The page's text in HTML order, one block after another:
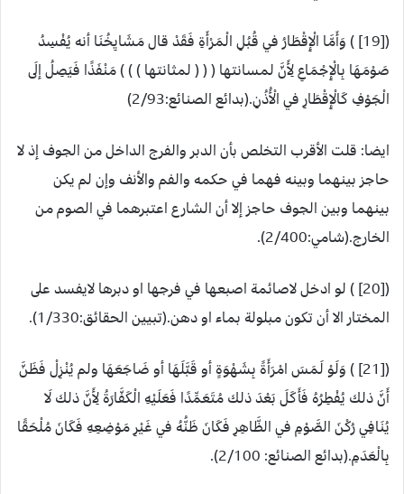
([19] ) وَأَمَّا الْإِقْطَارُ في قُبُلِ الْمَرْأَةِ فَقَدْ قال مَشَايِخُنَا أنه يُفْسِدُ
صَوْمَهَا بِالْإِجْمَاعِ لِأَنَّ لمسانتها ( ( ( لمثانتها ) ) ) مَنْفَذًا فَيَصِلُ إلَى
الْجَوْفِ كَالْإِقْطَارِ في الْأُذُنِ.(بدائع الصنائع:2/93)
ايضا: قلت الأقرب التخلص بأن الدبر والفرج الداخل من الجوف إذ لا
حاجز بينهما وبينه فهما في حكمه والفم والأنف وإن لم يكن
بينهما وبين الجوف حاجز إلا أن الشارع اعتبرهما في الصوم من
الخارج.(شامي:2/400).
([20] ) لو ادخل لاصائمة اصبعها في فرجها او دبرها لايفسد على
المختار الا أن تكون مبلولة بماء او دهن.(تبيين الحقائق:1/330).
([21] ) وَلَوْ لَمَسَ امْرَأَةً بِشَهْوَةٍ أو قَبَّلَهَا أو ضَاجَعَهَا ولم يُنْزِلْ فَظَنَّ
أَنَّ ذلك يُفْطِرُهُ فَأَكَلَ بَعْدَ ذلك مُتَعَمِّدًا فَعَلَيْهِ الْكَفَّارَةُ لِأَنَّ ذلك لَا
يُنَافِي رُكْنَ الصَّوْمِ في الظَّاهِرِ فَكَانَ ظَنُّهُ في غَيْرِ مَوْضِعِهِ فَكَانَ مُلْحَقًا
بِالْعَدَمِ.(بدائع الصنائع: 2/100).